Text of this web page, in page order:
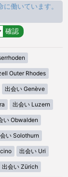
働いています。
Outer Rhodes
出会い Genève
出会い Luzern
い Obwalden
い Solothurn
出会い Uri
出会い Zürich